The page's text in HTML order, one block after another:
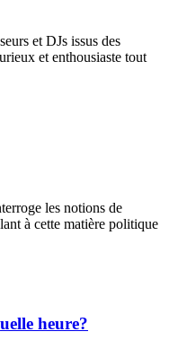
et DJs issus des
et enthousiaste tout
les notions de
à cette matière politique
heure?